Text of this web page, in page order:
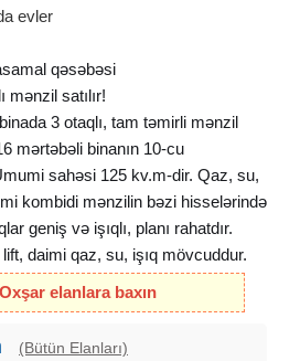
evler
qəsəbəsi
mənzil satılır!
3 otaqlı, tam təmirli mənzil
mərtəbəli binanın 10-cu
sahəsi 125 kv.m-dir. Qaz, su,
kombidi mənzilin bəzi hisselərində
geniş və işıqlı, planı rahatdır.
daimi qaz, su, işıq mövcuddur.
və səliqəli həyət, təhlükəsizlik
var.
məsafədə yerləşir. Ətrafda
elanlara baxın
(Bütün Elanları)